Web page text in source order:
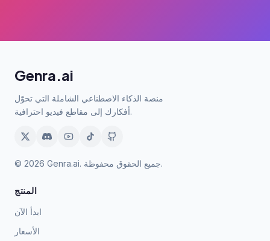
Genra.ai
منصة الذكاء الاصطناعي الشاملة التي تحوّل
أفكارك إلى مقاطع فيديو احترافية.
© 2026 Genra.ai. جميع الحقوق محفوظة.
المنتج
ابدأ الآن
الأسعار